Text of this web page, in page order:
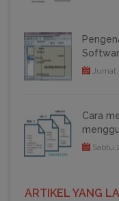
Cara
ARTIKEL YANG